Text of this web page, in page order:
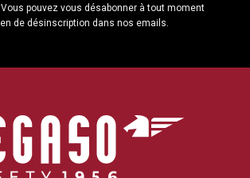
Vous pouvez vous désabonner à tout moment
de désinscription dans nos emails.